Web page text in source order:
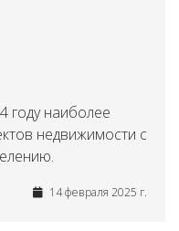
году наиболее
недвижимости с
14 февраля 2025 г.